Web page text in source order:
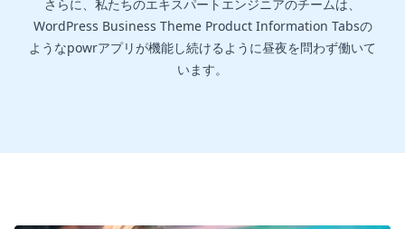
さらに、私たちのエキスパートエンジニアのチームは、
WordPress Business Theme Product Information Tabsの
ようなpowrアプリが機能し続けるように昼夜を問わず働いて
います。